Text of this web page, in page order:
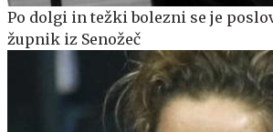
Po dolgi in težki bolezni se je
župnik iz Senožeč